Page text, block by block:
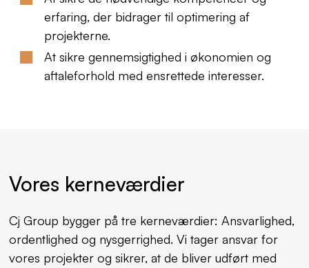
erfaring, der bidrager til optimering af
projekterne.
At sikre gennemsigtighed i økonomien og
aftaleforhold med ensrettede interesser.
Vores kerneværdier
Cj Group bygger på tre kerneværdier: Ansvarlighed,
ordentlighed og nysgerrighed. Vi tager ansvar for
vores projekter og sikrer, at de bliver udført med